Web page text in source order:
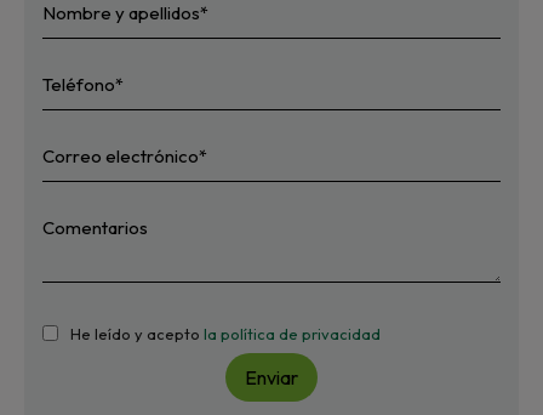
He leído y acepto la política de privacidad
Enviar